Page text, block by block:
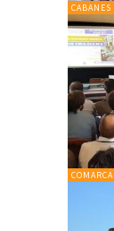
CABANES